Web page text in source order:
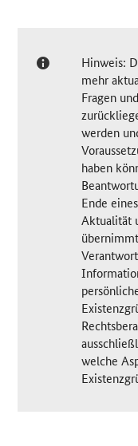
Hinweis:
mehr
Fragen
werden
haben
Ende
Aktualität
welche